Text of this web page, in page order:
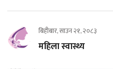
बिहीबार, साउन २१, २०८३
महिला स्वास्थ्य